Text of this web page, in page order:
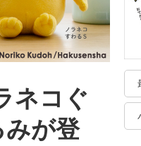
ネコぐ
が登